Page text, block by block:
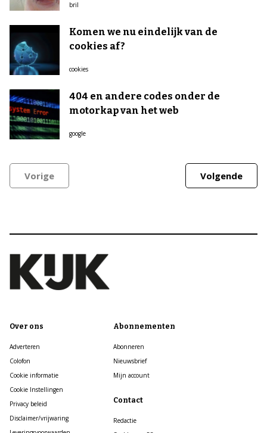
bril
Komen we nu eindelijk van de
cookies af?
cookies
404 en andere codes onder de
motorkap van het web
google
Vorige Volgende
Over ons
Adverteren
Colofon
Cookie informatie
Cookie Instellingen
Privacy beleid
Disclaimer/vrijwaring
Abonnementen
Abonneren
Nieuwsbrief
Mijn account
Contact
Redactie